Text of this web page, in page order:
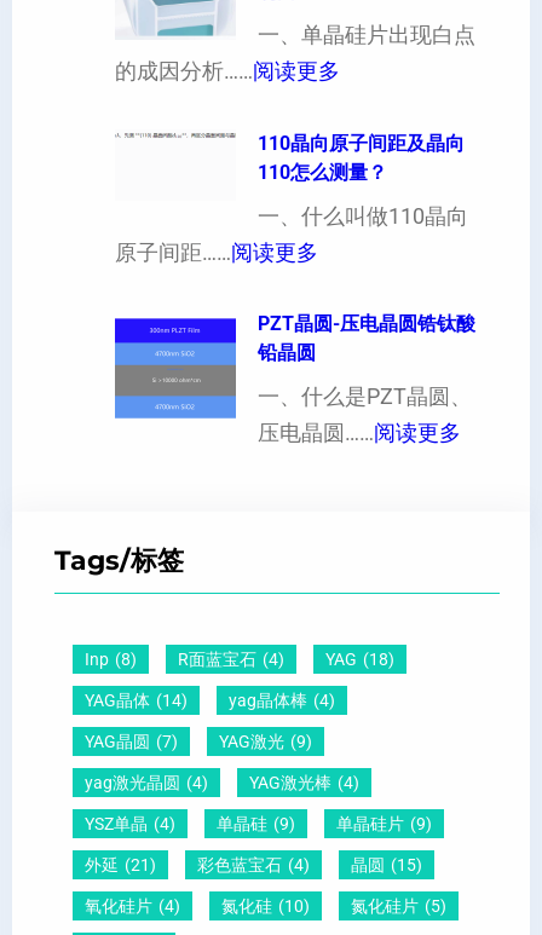
（
也
以
定
超
薄
硅
）
向
各
向
度
响
一、单晶硅片出现白点
的成因分析……阅读更多
晶
硅
片
白
或
者
因
？
给
你
说
明
110晶向原子间距及晶向
110怎么测量？
一、什么叫做110晶向
原子间距……阅读更多
1
晶
向
晶
向
1
1
0
怎
PZT晶圆-压电晶圆锆钛酸
铅晶圆
一、什么是PZT晶圆、
压电晶圆……阅读更多
Tags/标签
Inp (8) R面蓝宝石 (4) YAG (18)
YAG晶体 (14) yag晶体棒 (4)
YAG晶圆 (7) YAG激光 (9)
yag激光晶圆 (4) YAG激光棒 (4)
YSZ单晶 (4) 单晶硅 (9) 单晶硅片 (9)
外延 (21) 彩色蓝宝石 (4) 晶圆 (15)
氧化硅片 (4) 氮化硅 (10) 氮化硅片 (5)